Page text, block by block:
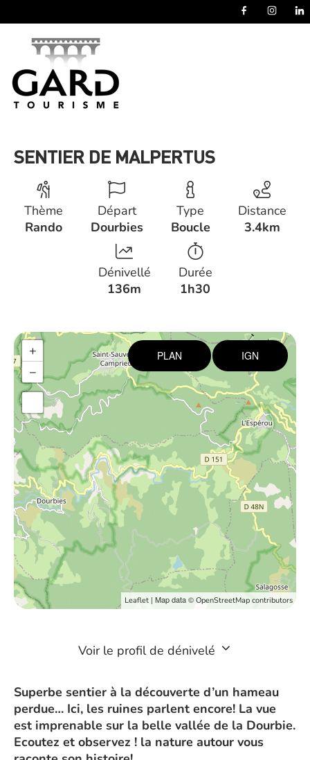
SENTIER DE MALPERTUS
Thème
Rando
Départ
Dourbies
Type
Boucle
Distance
3.4km
Dénivellé
136m
Durée
1h30
+
−
PLAN IGN
Leaflet | Map data © OpenStreetMap contributors
Voir le profil de dénivelé
Superbe sentier à la découverte d’un hameau
perdue… Ici, les ruines parlent encore! La vue
est imprenable sur la belle vallée de la Dourbie.
Ecoutez et observez ! la nature autour vous